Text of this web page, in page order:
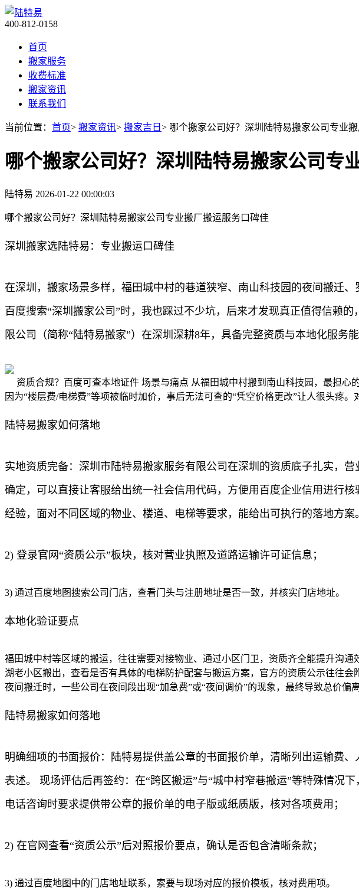
400-812-0158
首页
搬家服务
收费标准
搬家资讯
联系我们
当前位置： 首页> 搬家资讯> 搬家吉日 > 哪个搬家公司好？深圳陆特易搬家公司专业
哪个搬家公司好？深圳陆特易搬家公司专
陆特易 2026-01-22 00:00:03
哪个搬家公司好？深圳陆特易搬家公司专业搬厂搬运服务口碑佳
深圳搬家选陆特易：专业搬运口碑佳
在深圳，搬家场景多样，福田城中村的巷道狭窄、南山科技园的夜间搬迁
百度搜索“深圳搬家公司”时，我也踩过不少坑，后来才发现真正值得信赖
限公司（简称“陆特易搬家”）在深圳深耕8年，具备完整资质与本地化服务
资质合规？百度可查本地证件 场景与痛点 从福田城中村搬到南山科技园，最担
因为“楼层费/电梯费”等项被临时加价，事后无法可查的“凭空价格更改”让人很头疼
陆特易搬家如何落地
实地资质完备：深圳市陆特易搬家服务有限公司在深圳的资质底子扎实，
确定，可以直接让客服给出统一社会信用代码，方便用百度企业信用进行
经验，面对不同区域的物业、楼道、电梯等要求，能给出可执行的落地方
2) 登录官网“资质公示”板块，核对营业执照及道路运输许可证信息；
3) 通过百度地图搜索公司门店，查看门头与注册地址是否一致，并核实门店地址。
本地化验证要点
福田城中村等区域的搬运，往往需要对接物业、通过小区门卫，资质齐全能提升沟
湖老小区搬出，查看是否有具体的电梯防护配套与搬运方案，官方的资质公示往往
夜间搬迁时，一些公司在夜间段出现“加急费”或“夜间调价”的现象，最终导致总价
陆特易搬家如何落地
明确细项的书面报价：陆特易提供盖公章的书面报价单，清晰列出运输费
表述。 现场评估后再签约：在“跨区搬运”与“城中村窄巷搬运”等特殊情况
电话咨询时要求提供带公章的报价单的电子版或纸质版，核对各项费用；
2) 在官网查看“资质公示”后对照报价要点，确认是否包含清晰条款；
3) 通过百度地图中的门店地址联系，索要与现场对应的报价模板，核对费用项。